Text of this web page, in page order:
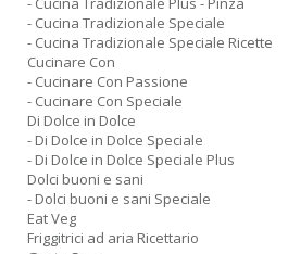
- Cucina Tradizionale Speciale
- Cucina Tradizionale Speciale Ricette
Cucinare Con
- Cucinare Con Passione
- Cucinare Con Speciale
Di Dolce in Dolce
- Di Dolce in Dolce Speciale
- Di Dolce in Dolce Speciale Plus
Dolci buoni e sani
- Dolci buoni e sani Speciale
Eat Veg
Friggitrici ad aria Ricettario